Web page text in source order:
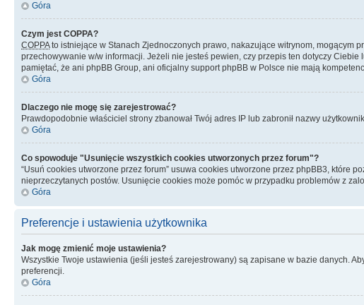
Góra
Czym jest COPPA?
COPPAto istniejące w Stanach Zjednoczonych prawo, nakazujące witrynom, mogącym
przechowywanie w/w informacji. Jeżeli nie jesteś pewien, czy przepis ten dotyczy
pamiętać, że ani phpBB Group, ani oficjalny support phpBB w Polsce nie mają
Góra
Dlaczego nie mogę się zarejestrować?
Prawdopodobnie właściciel strony zbanował Twój adres IP lub zabronił nazwy
Góra
Co spowoduje "Usunięcie wszystkich cookies utworzonych przez forum"?
“Usuń cookies utworzone przez forum” usuwa cookies utworzone przez phpBB3, które
nieprzeczytanych postów. Usunięcie cookies może pomóc w przypadku problemów z
Góra
Preferencje i ustawienia użytkownika
Jak mogę zmienić moje ustawienia?
Wszystkie Twoje ustawienia (jeśli jesteś zarejestrowany) są zapisane w bazie danych.
preferencji.
Góra